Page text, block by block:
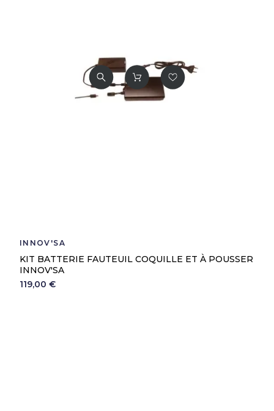
INNOV'SA
KIT BATTERIE FAUTEUIL COQUILLE ET À POUSSER
INNOV'SA
119,00 €